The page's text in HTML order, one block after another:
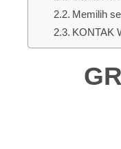
Memilih
KONTAK